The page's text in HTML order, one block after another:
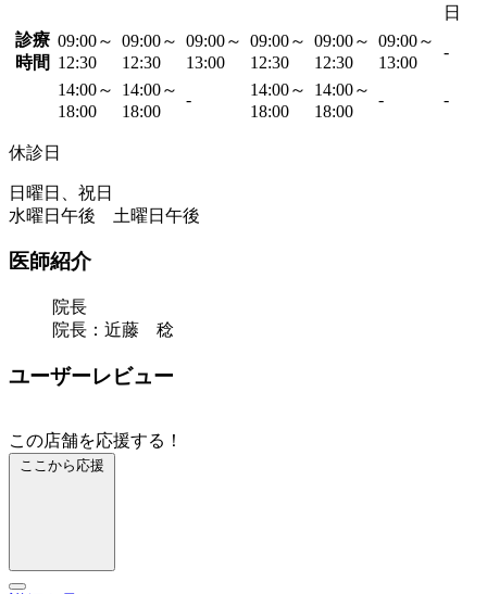
日
診療
時間
09:00～
12:30
09:00～
12:30
09:00～
13:00
09:00～
12:30
09:00～
12:30
09:00～
13:00
-
14:00～
18:00
14:00～
18:00
-
14:00～
18:00
14:00～
18:00
- -
休診日
日曜日、祝日
水曜日午後 土曜日午後
医師紹介
院長
院長：近藤 稔
ユーザーレビュー
この店舗を応援する！
ここから応援